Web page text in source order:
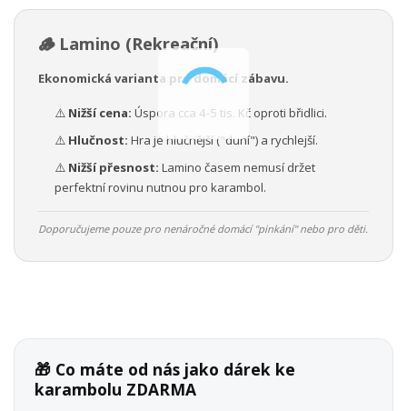
🪵 Lamino (Rekreační)
Ekonomická varianta pro domácí zábavu.
⚠️ Nižší cena: Úspora cca 4-5 tis. Kč oproti břidlici.
⚠️ Hlučnost: Hra je hlučnější ("duní") a rychlejší.
⚠️ Nižší přesnost: Lamino časem nemusí držet
perfektní rovinu nutnou pro karambol.
Doporučujeme pouze pro nenáročné domácí "pinkání" nebo pro děti.
🎁 Co máte od nás jako dárek ke
karambolu ZDARMA